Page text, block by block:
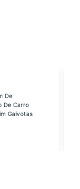
De
De Carro
Gaivotas